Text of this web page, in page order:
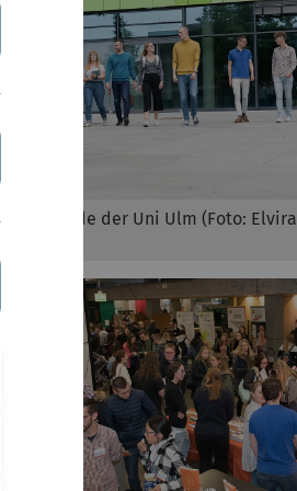
der Uni Ulm (Foto: Elvira